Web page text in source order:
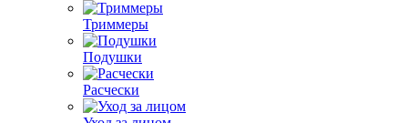
Триммеры
Подушки
Расчески